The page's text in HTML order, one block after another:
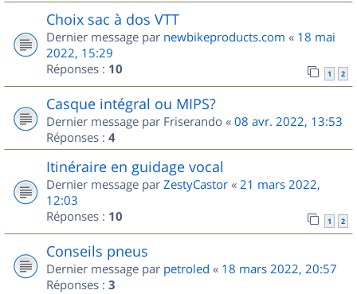
Choix sac à dos VTT
Dernier message par newbikeproducts.com « 18 mai
2022, 15:29
Réponses : 10 1 2
Casque intégral ou MIPS?
Dernier message par Friserando « 08 avr. 2022, 13:53
Réponses : 4
Itinéraire en guidage vocal
Dernier message par ZestyCastor « 21 mars 2022,
12:03
Réponses : 10 1 2
Conseils pneus
Dernier message par petroled « 18 mars 2022, 20:57
Réponses : 3